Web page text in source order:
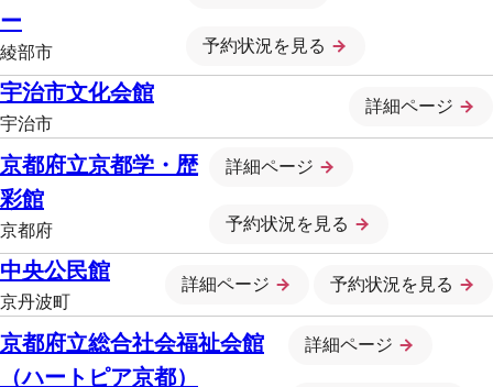
ー
綾部市 予約状況を見る
宇治市文化会館
宇治市
詳細ページ
京都府立京都学・歴
彩館
京都府
詳細ページ
予約状況を見る
中央公民館
京丹波町
詳細ページ 予約状況を見る
京都府立総合社会福祉会館
（ハートピア京都）
詳細ページ